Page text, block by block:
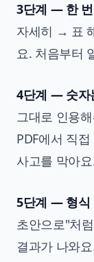
3단계 — 한
자세히 → 표
요. 처음부터
4단계 — 숫자
그대로 인용
PDF에서 직
사고를 막아
5단계 — 형식
초안으로"처
결과가 나와